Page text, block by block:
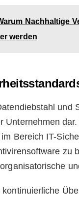
Nachhaltige
werden
und
Unternehmen
Bereich IT-
zu